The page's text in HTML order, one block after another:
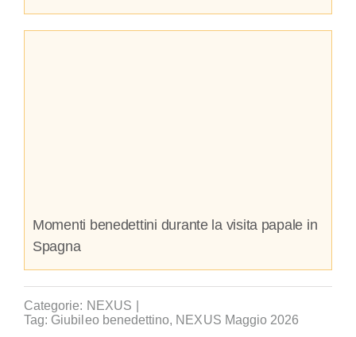
Momenti benedettini durante la visita papale in
Spagna
Categorie: NEXUS
Tag: Giubileo benedettino, NEXUS Maggio 2026